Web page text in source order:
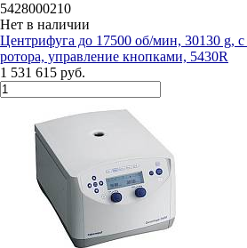
5428000210
Нет в наличии
Центрифуга до 17500 об/мин, 30130 g,
ротора, управление кнопками, 5430R
1 531 615 руб.